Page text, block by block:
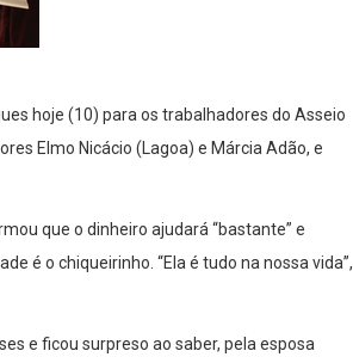
hoje (10) para os trabalhadores do Asseio
Elmo Nicácio (Lagoa) e Márcia Adão, e
que o dinheiro ajudará “bastante” e
é o chiqueirinho. “Ela é tudo na nossa vida”,
e ficou surpreso ao saber, pela esposa